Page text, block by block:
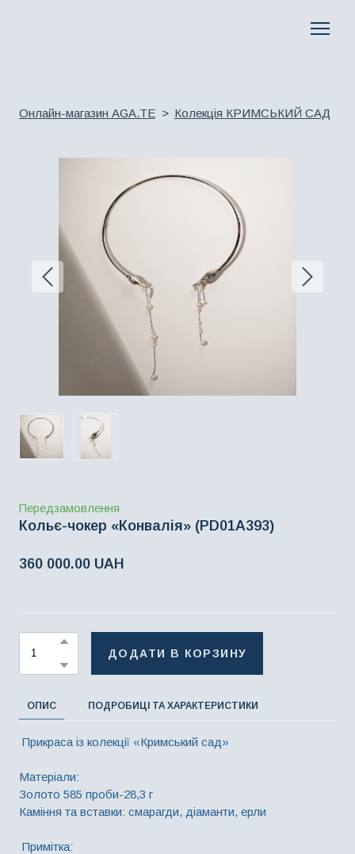
Онлайн-магазин AGA.TE Колекція КРИМСЬКИЙ САД
Передзамовлення
Кольє-чокер «Конвалія» (PD01A393)
360 000.00 UAH
ДОДАТИ В КОРЗИНУ
ОПИС ПОДРОБИЦІ ТА ХАРАКТЕРИСТИКИ
Прикраса із колекції «Кримський сад»
Матеріали:
Золото 585 проби-28,3 г
Каміння та вставки: смарагди, діаманти, ерли
Примітка: